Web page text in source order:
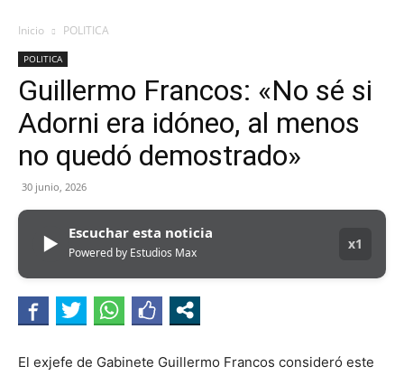
Inicio POLITICA
POLITICA
Guillermo Francos: «No sé si
Adorni era idóneo, al menos
no quedó demostrado»
30 junio, 2026
▶ Escuchar esta noticia
Powered by Estudios Max
x1
El exjefe de Gabinete Guillermo Francos consideró este